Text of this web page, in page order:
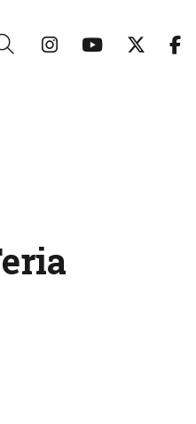
Link aLink a